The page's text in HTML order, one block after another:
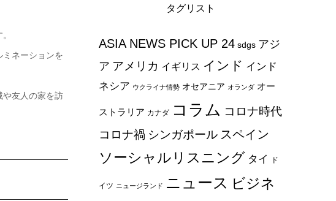
ネーションを
や友人の家を訪
タグリスト
ASIA NEWS PICK UP 24 sdgs アジ
ア アメリカ イギリス インド インド
ネシア ウクライナ情勢 オセアニア オランダ オー
ストラリア カナダ コラム コロナ時代
コロナ禍 シンガポール スペイン
ソーシャルリスニング タイ ド
イツ ニュージランド ニュース ビジネ